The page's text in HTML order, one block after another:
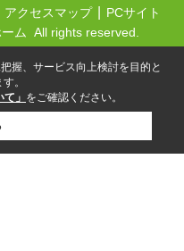
アクセスマップ
PCサイト
ム All rights reserved.
握、サービス向上検討を目的と
。
」 をご確認ください。